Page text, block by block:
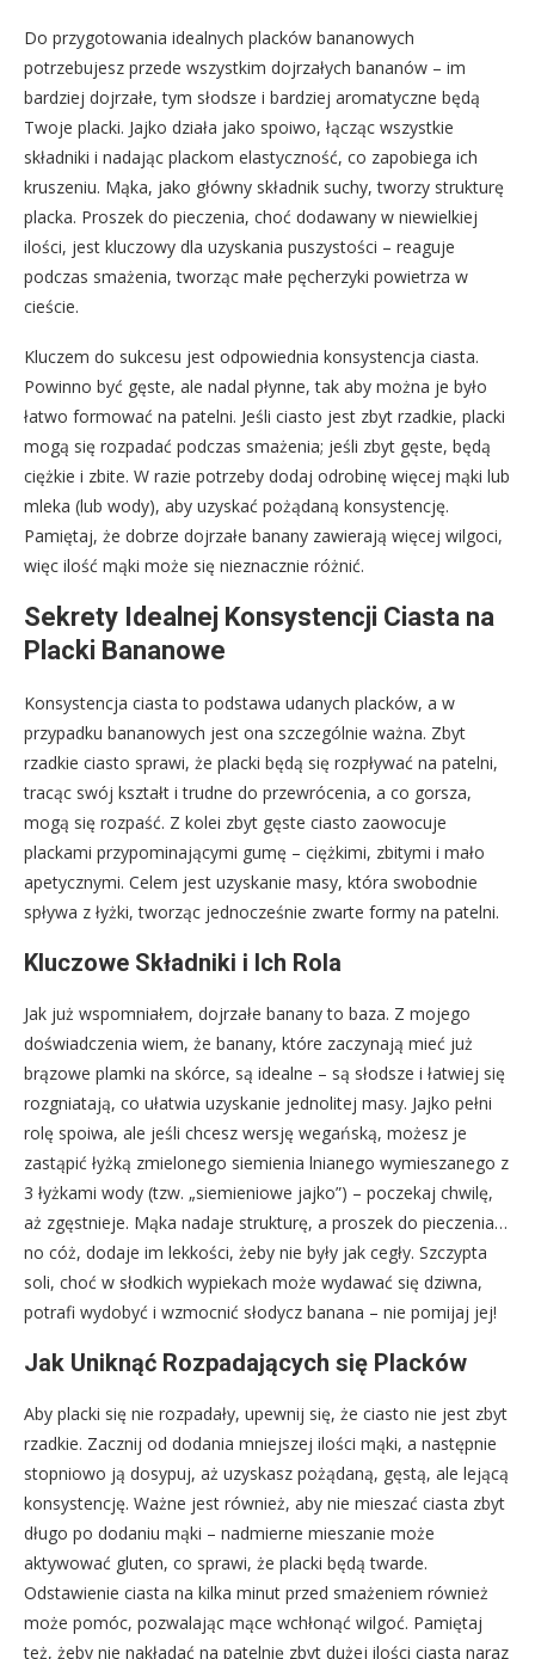
Do przygotowania idealnych placków bananowych
potrzebujesz przede wszystkim dojrzałych bananów – im
bardziej dojrzałe, tym słodsze i bardziej aromatyczne będą
Twoje placki. Jajko działa jako spoiwo, łącząc wszystkie
składniki i nadając plackom elastyczność, co zapobiega ich
kruszeniu. Mąka, jako główny składnik suchy, tworzy strukturę
placka. Proszek do pieczenia, choć dodawany w niewielkiej
ilości, jest kluczowy dla uzyskania puszystości – reaguje
podczas smażenia, tworząc małe pęcherzyki powietrza w
cieście.
Kluczem do sukcesu jest odpowiednia konsystencja ciasta.
Powinno być gęste, ale nadal płynne, tak aby można je było
łatwo formować na patelni. Jeśli ciasto jest zbyt rzadkie, placki
mogą się rozpadać podczas smażenia; jeśli zbyt gęste, będą
ciężkie i zbite. W razie potrzeby dodaj odrobinę więcej mąki lub
mleka (lub wody), aby uzyskać pożądaną konsystencję.
Pamiętaj, że dobrze dojrzałe banany zawierają więcej wilgoci,
więc ilość mąki może się nieznacznie różnić.
Sekrety Idealnej Konsystencji Ciasta na
Placki Bananowe
Konsystencja ciasta to podstawa udanych placków, a w
przypadku bananowych jest ona szczególnie ważna. Zbyt
rzadkie ciasto sprawi, że placki będą się rozpływać na patelni,
tracąc swój kształt i trudne do przewrócenia, a co gorsza,
mogą się rozpaść. Z kolei zbyt gęste ciasto zaowocuje
plackami przypominającymi gumę – ciężkimi, zbitymi i mało
apetycznymi. Celem jest uzyskanie masy, która swobodnie
spływa z łyżki, tworząc jednocześnie zwarte formy na patelni.
Kluczowe Składniki i Ich Rola
Jak już wspomniałem, dojrzałe banany to baza. Z mojego
doświadczenia wiem, że banany, które zaczynają mieć już
brązowe plamki na skórce, są idealne – są słodsze i łatwiej się
rozgniatają, co ułatwia uzyskanie jednolitej masy. Jajko pełni
rolę spoiwa, ale jeśli chcesz wersję wegańską, możesz je
zastąpić łyżką zmielonego siemienia lnianego wymieszanego z
3 łyżkami wody (tzw. „siemieniowe jajko”) – poczekaj chwilę,
aż zgęstnieje. Mąka nadaje strukturę, a proszek do pieczenia…
no cóż, dodaje im lekkości, żeby nie były jak cegły. Szczypta
soli, choć w słodkich wypiekach może wydawać się dziwna,
potrafi wydobyć i wzmocnić słodycz banana – nie pomijaj jej!
Jak Uniknąć Rozpadających się Placków
Aby placki się nie rozpadały, upewnij się, że ciasto nie jest zbyt
rzadkie. Zacznij od dodania mniejszej ilości mąki, a następnie
stopniowo ją dosypuj, aż uzyskasz pożądaną, gęstą, ale lejącą
konsystencję. Ważne jest również, aby nie mieszać ciasta zbyt
długo po dodaniu mąki – nadmierne mieszanie może
aktywować gluten, co sprawi, że placki będą twarde.
Odstawienie ciasta na kilka minut przed smażeniem również
może pomóc, pozwalając mące wchłonąć wilgoć. Pamiętaj
też, żeby nie nakładać na patelnię zbyt dużej ilości ciasta naraz